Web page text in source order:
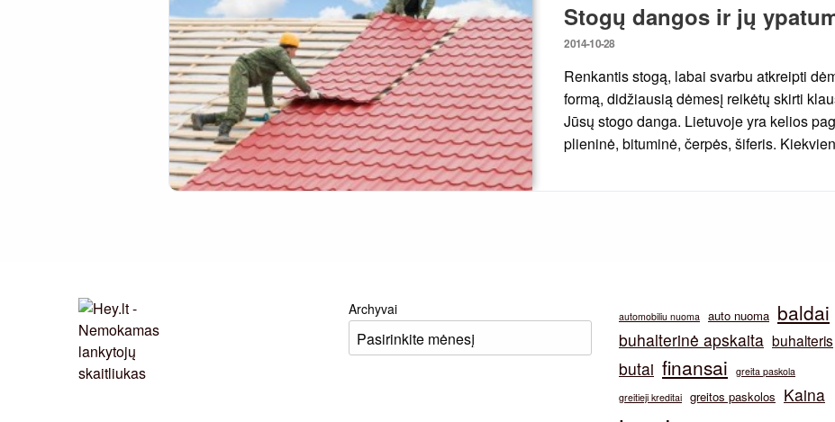
Stogų dangos ir jų
Posted
2014-10-28
Renkantis stogą, labai svarbu atkreipti
formą, didžiausią dėmesį reikėtų skirti
Jūsų stogo danga. Lietuvoje yra kelios
plieninė, bituminė, čerpės, šiferis.
Archyvai automobiliu nuoma auto nuoma baldai
buhalterinė apskaita buhalteris
butai finansai
greita paskola
greitieji kreditai greitos paskolos Kaina